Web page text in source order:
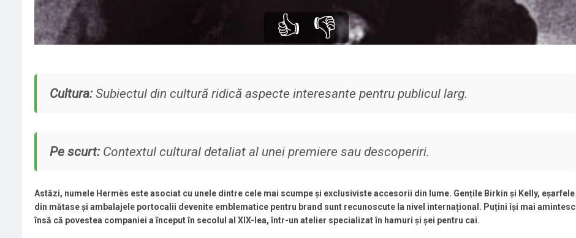
👍 👎
Cultura:Subiectul din cultură ridică aspecte interesante pentru publicul larg.
Pe scurt:Contextul cultural detaliat al unei premiere sau descoperiri.
Astăzi, numele Hermès este asociat cu unele dintre cele mai scumpe și exclusiviste accesorii din lume. Gențile Birkin și Kelly, eșarfele
din mătase și ambalajele portocalii devenite emblematice pentru brand sunt recunoscute la nivel internațional. Puțini își mai amintesc
însă că povestea companiei a început în secolul al XIX-lea, într-un atelier specializat în hamuri și șei pentru cai.